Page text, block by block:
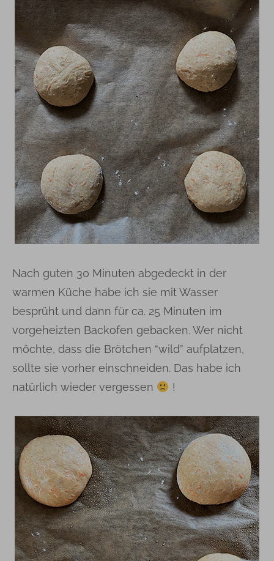
Nach guten 30 Minuten abgedeckt in der
warmen Küche habe ich sie mit Wasser
besprüht und dann für ca. 25 Minuten im
vorgeheizten Backofen gebacken. Wer nicht
möchte, dass die Brötchen “wild” aufplatzen,
sollte sie vorher einschneiden. Das habe ich
natürlich wieder vergessen
!